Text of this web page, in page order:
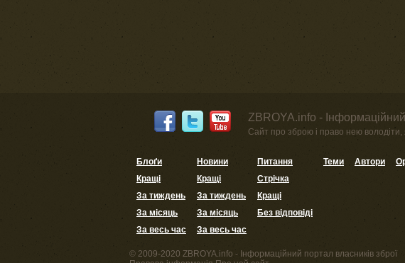
ZBROYA.info -
Сайт про зброю і право нею володіти,
Блоґи
Кращі
За тиждень
За місяць
За весь час
Новини
Кращі
За тиждень
За місяць
За весь час
Питання
Стрічка
Кращі
Без відповіді
Теми Автори
© 2009-2020 ZBROYA.info - Інформаційний портал власників зброї